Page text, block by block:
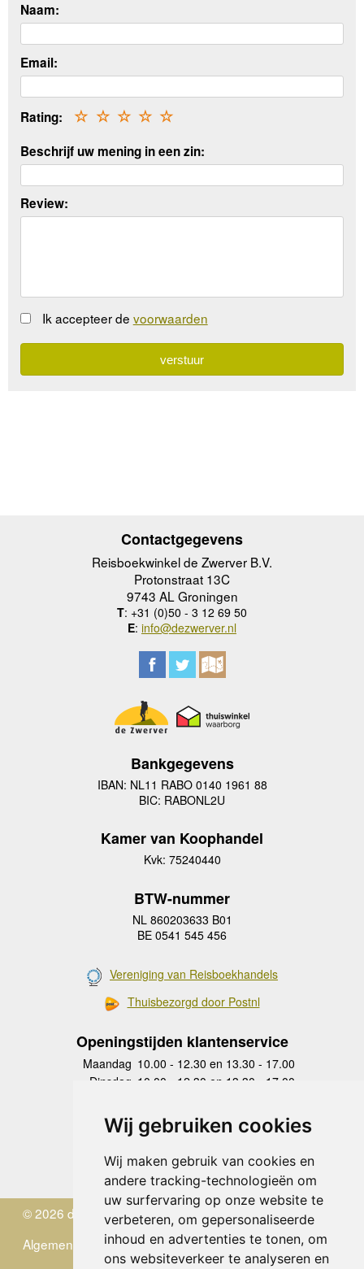
Wij gebruiken cookies
Wij maken gebruik van cookies en
andere tracking-technologieën om
uw surfervaring op onze website te
verbeteren, om gepersonaliseerde
inhoud en advertenties te tonen, om
ons websiteverkeer te analyseren en
Naam:
Email:
Rating: ☆
☆
☆
☆
☆
Beschrijf uw mening in een zin:
Review:
Ik accepteer de voorwaarden
Contactgegevens
Reisboekwinkel de Zwerver B.V.
Protonstraat 13C
9743 AL Groningen
T: +31 (0)50 - 3 12 69 50
E: info@dezwerver.nl
Bankgegevens
IBAN: NL11 RABO 0140 1961 88
BIC: RABONL2U
Kamer van Koophandel
Kvk: 75240440
BTW-nummer
NL 860203633 B01
BE 0541 545 456
Vereniging van Reisboekhandels
Thuisbezorgd door Postnl
Openingstijden klantenservice
Maandag 10.00 - 12.30 en 13.30 - 17.00
Dinsdag 10.00 - 12.30 en 13.30 - 17.00
Donderdag
10.00 - 12.30 en 13.30 - 17.00
Vrijdag 10.00 - 12.30 en 13.30 - 17.00
Zaterdag
gesloten
Zondag gesloten
© 2026 de Zwerver
Algemene Voorwaarden